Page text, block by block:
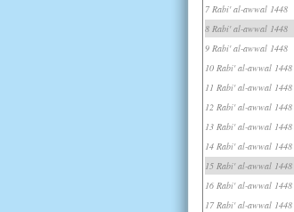
7 Rabi' al-awwal 1448
8 Rabi' al-awwal 1448
9 Rabi' al-awwal 1448
10 Rabi' al-awwal 1448
11 Rabi' al-awwal 1448
12 Rabi' al-awwal 1448
13 Rabi' al-awwal 1448
14 Rabi' al-awwal 1448
15 Rabi' al-awwal 1448
16 Rabi' al-awwal 1448
17 Rabi' al-awwal 1448